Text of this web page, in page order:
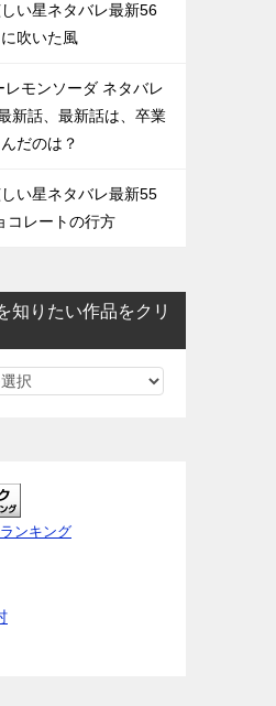
い星ネタバレ最新56
吹いた風
レモンソーダ ネタバレ
新話、最新話は、卒業
だのは？
い星ネタバレ最新55
コレートの行方
知りたい作品をクリ
ンキング